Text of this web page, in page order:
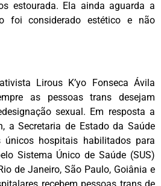
estourada. Ela ainda aguarda a
foi considerado estético e não
Lirous K’yo Fonseca Ávila
as pessoas trans desejam
sexual. Em resposta a
a Secretaria de Estado da Saúde
hospitais habilitados para
Sistema Único de Saúde (SUS)
de Janeiro, São Paulo, Goiânia e